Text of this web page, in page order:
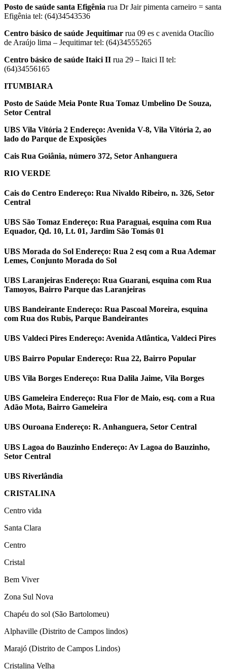
Posto de saúde santa Efigênia rua Dr Jair pimenta carneiro = santa
Efigênia tel: (64)34543536
Centro básico de saúde Jequitimar rua 09 es c avenida Otacílio
de Araújo lima – Jequitimar tel: (64)34555265
Centro básico de saúde Itaici II rua 29 – Itaici II tel:
(64)34556165
ITUMBIARA
Posto de Saúde Meia Ponte Rua Tomaz Umbelino De Souza,
Setor Central
UBS Vila Vitória 2 Endereço: Avenida V-8, Vila Vitória 2, ao
lado do Parque de Exposições
Cais Rua Goiânia, número 372, Setor Anhanguera
RIO VERDE
Cais do Centro Endereço: Rua Nivaldo Ribeiro, n. 326, Setor
Central
UBS São Tomaz Endereço: Rua Paraguai, esquina com Rua
Equador, Qd. 10, Lt. 01, Jardim São Tomás 01
UBS Morada do Sol Endereço: Rua 2 esq com a Rua Ademar
Lemes, Conjunto Morada do Sol
UBS Laranjeiras Endereço: Rua Guarani, esquina com Rua
Tamoyos, Bairro Parque das Laranjeiras
UBS Bandeirante Endereço: Rua Pascoal Moreira, esquina
com Rua dos Rubis, Parque Bandeirantes
UBS Valdeci Pires Endereço: Avenida Atlântica, Valdeci Pires
UBS Bairro Popular Endereço: Rua 22, Bairro Popular
UBS Vila Borges Endereço: Rua Dalila Jaime, Vila Borges
UBS Gameleira Endereço: Rua Flor de Maio, esq. com a Rua
Adão Mota, Bairro Gameleira
UBS Ouroana Endereço: R. Anhanguera, Setor Central
UBS Lagoa do Bauzinho Endereço: Av Lagoa do Bauzinho,
Setor Central
UBS Riverlândia
CRISTALINA
Centro vida
Santa Clara
Centro
Cristal
Bem Viver
Zona Sul Nova
Chapéu do sol (São Bartolomeu)
Alphaville (Distrito de Campos lindos)
Marajó (Distrito de Campos Lindos)
Cristalina Velha